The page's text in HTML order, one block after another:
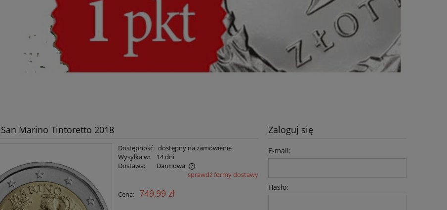
Marino Tintoretto 2018
Dostępność: dostępny na zamówienie
Wysyłka w:
14 dni
Dostawa:
Darmowa
Cena nie zawiera ewentualnych kosztów
płatności
sprawdź formy dostawy
Cena: 749,99 zł
Zaloguj się
E-mail:
Hasło: